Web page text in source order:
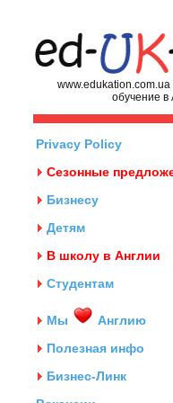
обучение в
Privacy Policy
Сезонные
Бизнесу
Детям
В школу в Англии
Студентам
Мы
Англию
Полезная инфо
Бизнес-Линк